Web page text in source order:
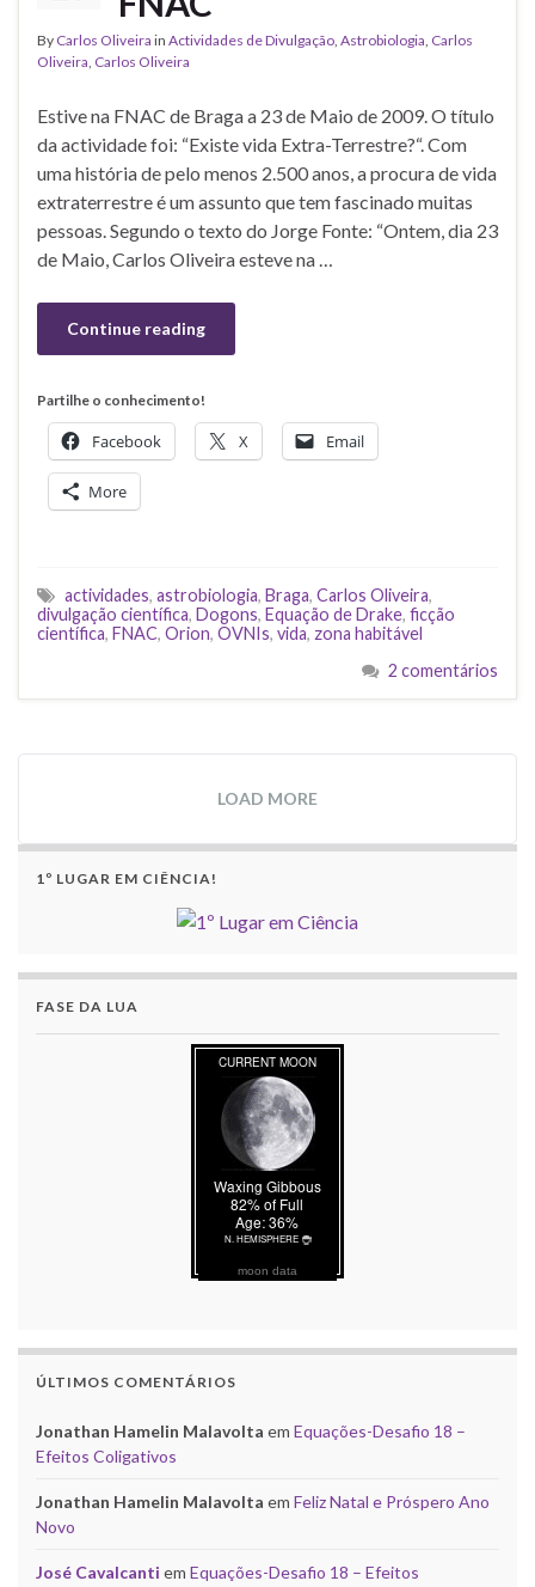
By Carlos Oliveira in Actividades de Divulgação, Astrobiologia, Carlos
Oliveira, Carlos Oliveira
Estive na FNAC de Braga a 23 de Maio de 2009. O título
da actividade foi: “Existe vida Extra-Terrestre?“. Com
uma história de pelo menos 2.500 anos, a procura de vida
extraterrestre é um assunto que tem fascinado muitas
pessoas. Segundo o texto do Jorge Fonte: “Ontem, dia 23
de Maio, Carlos Oliveira esteve na …
Continue reading
Partilhe o conhecimento!
Facebook X Email
More
actividades, astrobiologia, Braga, Carlos Oliveira,
divulgação científica, Dogons, Equação de Drake, ficção
científica, FNAC, Orion, OVNIs, vida, zona habitável
2 comentários
LOAD MORE
1º LUGAR EM CIÊNCIA!
FASE DA LUA
moon data
ÚLTIMOS COMENTÁRIOS
Jonathan Hamelin Malavolta em Equações-Desafio 18 –
Efeitos Coligativos
Jonathan Hamelin Malavolta em Feliz Natal e Próspero Ano
Novo
José Cavalcanti em Equações-Desafio 18 – Efeitos